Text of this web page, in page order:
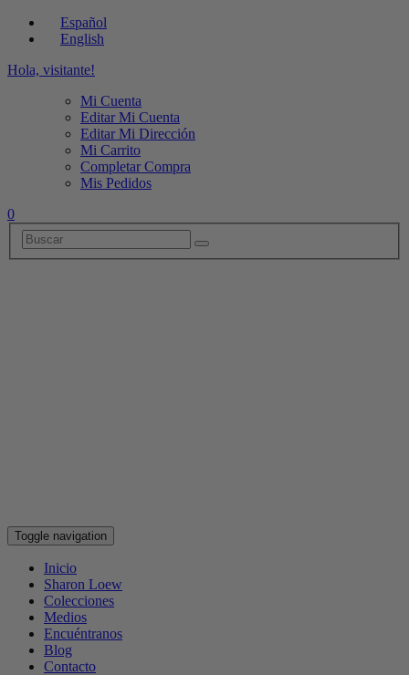
Español
English
Hola, visitante!
Mi Cuenta
Editar Mi Cuenta
Editar Mi Dirección
Mi Carrito
Completar Compra
Mis Pedidos
0
Toggle navigation
Inicio
Sharon Loew
Colecciones
Medios
Encuéntranos
Blog
Contacto